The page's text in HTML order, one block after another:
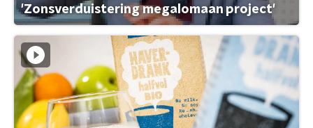
'Zonsverduistering megalomaan project'